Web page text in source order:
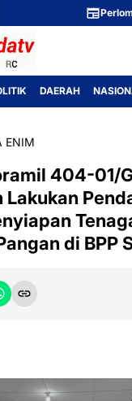
DAERAH
ENIM
404-01/
Lakukan
di BPP